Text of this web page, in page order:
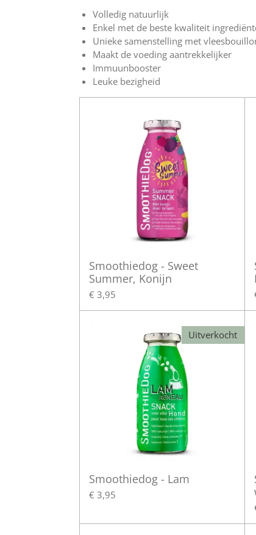
Volledig natuurlijk
Enkel met de beste kwaliteit
Unieke samenstelling met
Maakt de voeding aantrekkelijker
Immuunbooster
Leuke bezigheid
Smoothiedog - Sweet
Summer, Konijn
€ 3,95
Uitverkocht
Smoothiedog - Lam
€ 3,95